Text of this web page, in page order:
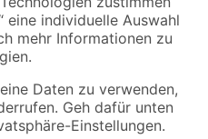
Die dargestellten Angebote sind unter
angegebenen Verfügbarkeiten beziehen